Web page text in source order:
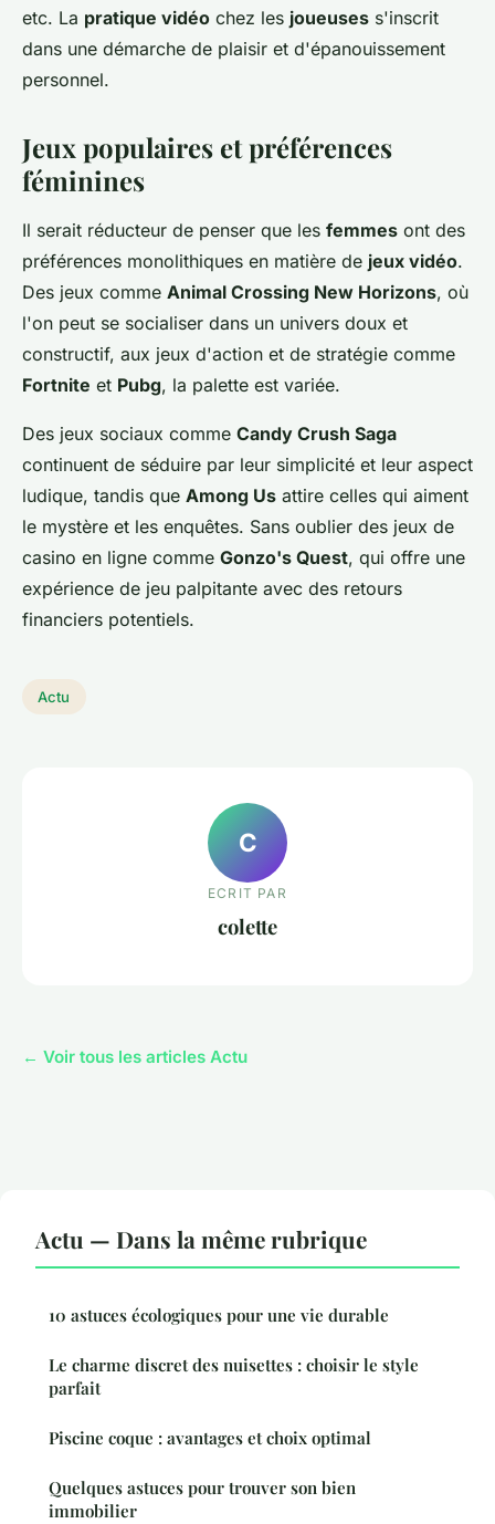
etc. La pratique vidéo chez les joueuses s'inscrit
dans une démarche de plaisir et d'épanouissement
personnel.
Jeux populaires et préférences
féminines
Il serait réducteur de penser que les femmes ont des
préférences monolithiques en matière de jeux vidéo.
Des jeux comme Animal Crossing New Horizons, où
l'on peut se socialiser dans un univers doux et
constructif, aux jeux d'action et de stratégie comme
Fortnite et Pubg, la palette est variée.
Des jeux sociaux comme Candy Crush Saga
continuent de séduire par leur simplicité et leur aspect
ludique, tandis que Among Us attire celles qui aiment
le mystère et les enquêtes. Sans oublier des jeux de
casino en ligne comme Gonzo's Quest, qui offre une
expérience de jeu palpitante avec des retours
financiers potentiels.
Actu
C
ECRIT PAR
colette
← Voir tous les articles Actu
Actu — Dans la même rubrique
10 astuces écologiques pour une vie durable
Le charme discret des nuisettes : choisir le style
parfait
Piscine coque : avantages et choix optimal
Quelques astuces pour trouver son bien
immobilier